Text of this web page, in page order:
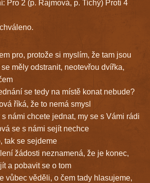
Pro 2 (p. Rajmová, p. Tichý) Proti 4
pro, protože si myslím, že tam jsou
měly odstranit, neotevřou dvířka,
se tedy na místě konat nebude?
říká, že to nemá smysl
námi chcete jednat, my se s Vámi rádi
se s námi sejít nechce
tak se sejdeme
žádosti neznamená, že je konec,
a pobavit se o tom
vůbec věděli, o čem tady hlasujeme,